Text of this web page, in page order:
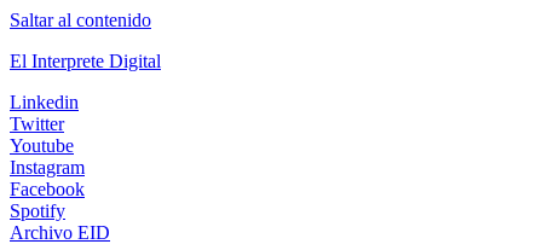
Saltar al contenido
El Interprete Digital
Linkedin
Twitter
Youtube
Instagram
Facebook
Spotify
Archivo EID